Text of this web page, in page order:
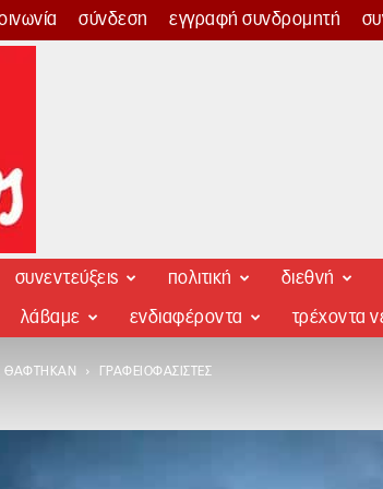
σύνδεση εγγραφή συνδρομητή
συνεντεύξεις πολιτική διεθνή
λάβαμε ενδιαφέροντα τρέχοντα
ΘΆΦΤΗΚΑΝ ΓΡΑΦΕΙΟΦΑΣΊΣΤΕΣ